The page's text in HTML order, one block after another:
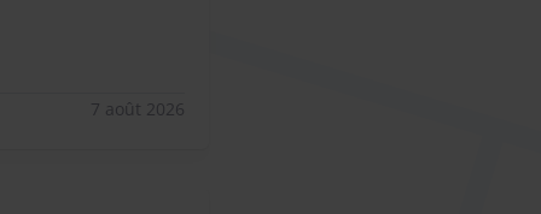
7 août 2026